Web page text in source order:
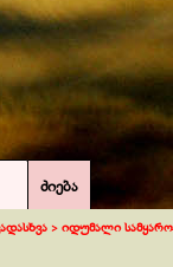
ძიება
> იდუმალი სამყარო